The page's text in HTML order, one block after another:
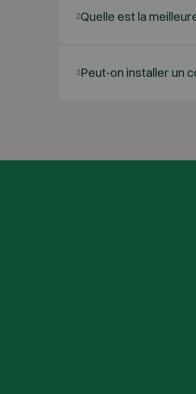
2Quelle est la
3Peut-on installer un